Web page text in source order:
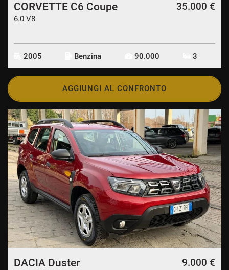
CORVETTE C6 Coupe
6.0 V8
35.000 €
2005 Benzina 90.000 3
AGGIUNGI AL CONFRONTO
DACIA Duster 9.000 €